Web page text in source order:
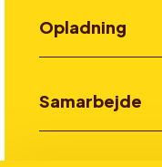
Opladning
Samarbejde